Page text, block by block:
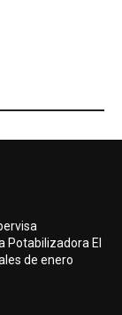
Potabilizadora El
de enero